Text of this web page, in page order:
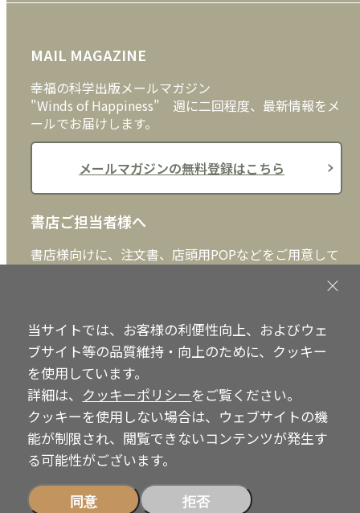
外国語
クッキーポリシー
MAIL MAGAZINE
幸福の科学出版メールマガジン
"Winds of Happiness" 週に二回程度、最新情報をメ
ールでお届けします。
メールマガジンの無料登録はこちら
書店ご担当者様へ
書店様向けに、注文書、店頭用POPなどをご用意して
書店ご担当者様へ
Copyright © IRH Press Co.,Ltd. All Rights Reserved.
当サイトでは、お客様の利便性向上、およびウェ
ブサイト等の品質維持・向上のために、クッキー
を使用しています。
詳細は、 クッキーポリシーをご覧ください。
クッキーを使用しない場合は、ウェブサイトの機
能が制限され、閲覧できないコンテンツが発生す
る可能性がございます。
同意 拒否